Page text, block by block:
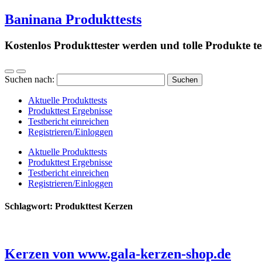
Baninana Produkttests
Kostenlos Produkttester werden und tolle Produkte
Suchen nach:
Aktuelle Produkttests
Produkttest Ergebnisse
Testbericht einreichen
Registrieren/Einloggen
Aktuelle Produkttests
Produkttest Ergebnisse
Testbericht einreichen
Registrieren/Einloggen
Schlagwort: Produkttest Kerzen
Kerzen von www.gala-kerzen-shop.de